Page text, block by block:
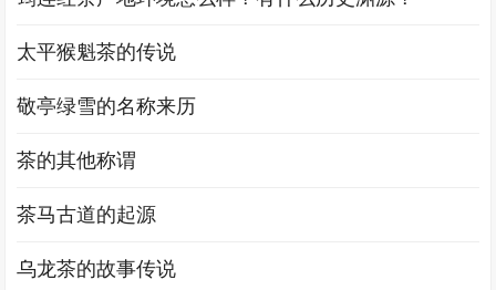
太平猴魁茶的传说
敬亭绿雪的名称来历
茶的其他称谓
茶马古道的起源
乌龙茶的故事传说